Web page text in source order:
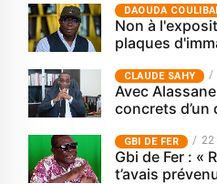
‎DAOUDA
Non à
plaques
CLAUDE SAHY
Avec
concrets
GBI DE FER 22
Gbi de Fer : «
t’avais